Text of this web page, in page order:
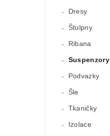
Dresy
Štulpny
Ribana
Suspenzory
Podvazky
Šle
Tkaničky
Izolace